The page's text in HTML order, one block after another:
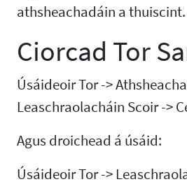
athsheachadáin a thuiscint.
Ciorcad Tor
Úsáideoir Tor ->
Leaschraolacháin Scoir ->
Agus droichead á úsáid:
Úsáideoir Tor ->